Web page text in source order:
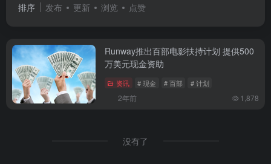
排序 发布 更新 浏览 点赞
Runway推出百部电影扶持计划 提供500
万美元现金资助
资讯 # 现金 # 百部 # 计划
2年前 1,878
没有了